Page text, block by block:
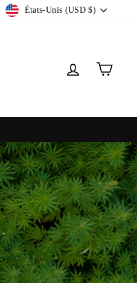
Devise
États-Unis (USD $)
Se